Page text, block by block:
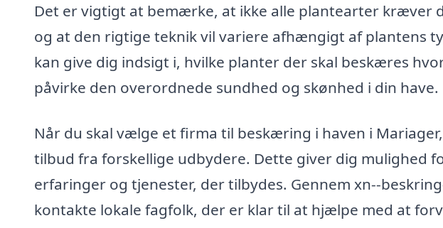
Det er vigtigt at bemærke, at ikke alle plantearter kræver
og at den rigtige teknik vil variere afhængigt af plantens
kan give dig indsigt i, hvilke planter der skal beskæres
påvirke den overordnede sundhed og skønhed i din have.
Når du skal vælge et firma til beskæring i haven i
tilbud fra forskellige udbydere. Dette giver dig mulighed
erfaringer og tjenester, der tilbydes. Gennem xn--
kontakte lokale fagfolk, der er klar til at hjælpe med at